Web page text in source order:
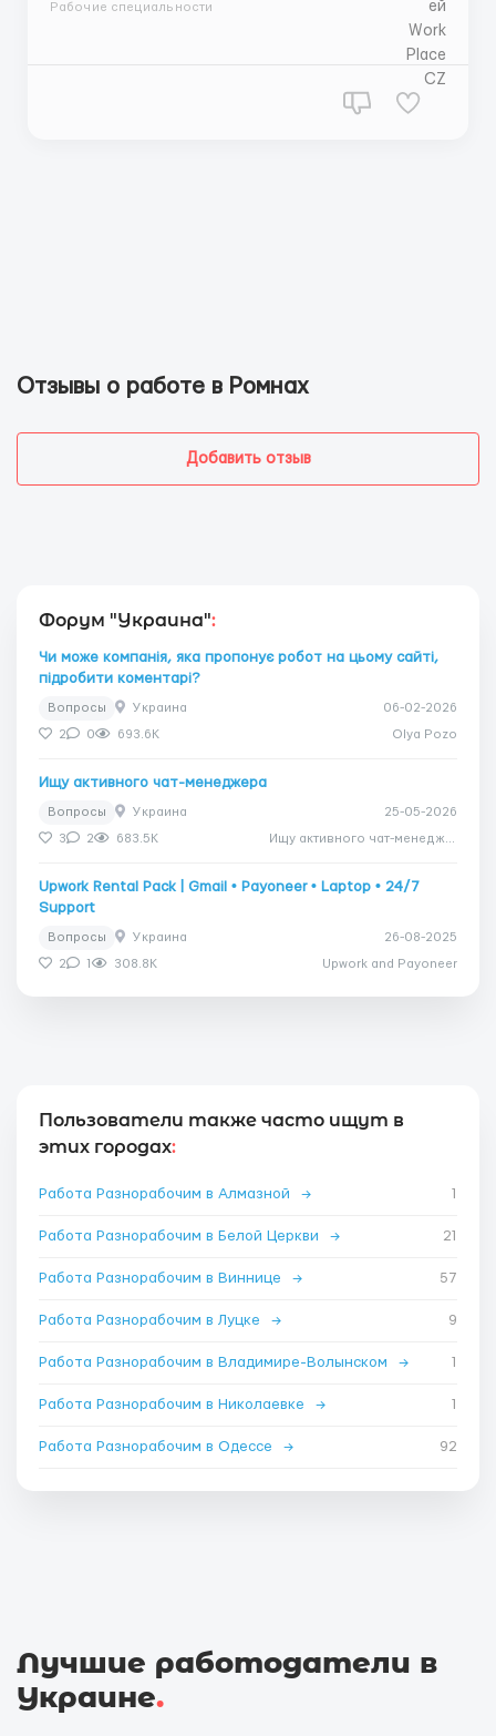
допомагаємо у відкритті візи та гарантуємо приємну
Рабочие специальности
Отзывы о работе в Ромнах
Добавить отзыв
Форум "Украина":
Чи може компанія, яка пропонує робот на цьому сайті,
підробити коментарі?
Вопросы Украина 06-02-2026
2 0 693.6K Olya Pozo
Ищу активного чат-менеджера
Вопросы Украина 25-05-2026
3 2 683.5K
Upwork Rental Pack | Gmail • Payoneer • Laptop • 24/7
Support
Вопросы Украина 26-08-2025
2 1 308.8K Upwork and Payoneer
Пользователи также часто ищут в
этих городах:
Работа Разнорабочим в Алмазной → 1
Работа Разнорабочим в Белой Церкви → 21
Работа Разнорабочим в Виннице → 57
Работа Разнорабочим в Луцке → 9
Работа Разнорабочим в Владимире-Волынском → 1
Работа Разнорабочим в Николаевке → 1
Работа Разнорабочим в Одессе → 92
Лучшие работодатели в
Украине.